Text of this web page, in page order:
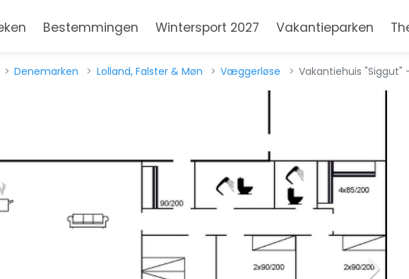
Bestemmingen Wintersport 2027 Vakantieparken
Denemarken Lolland, Falster & Møn Væggerløse Vakantiehuis "Siggut"